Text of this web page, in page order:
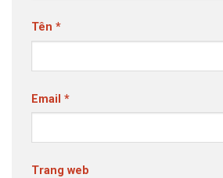
Tên *
Email *
Trang web